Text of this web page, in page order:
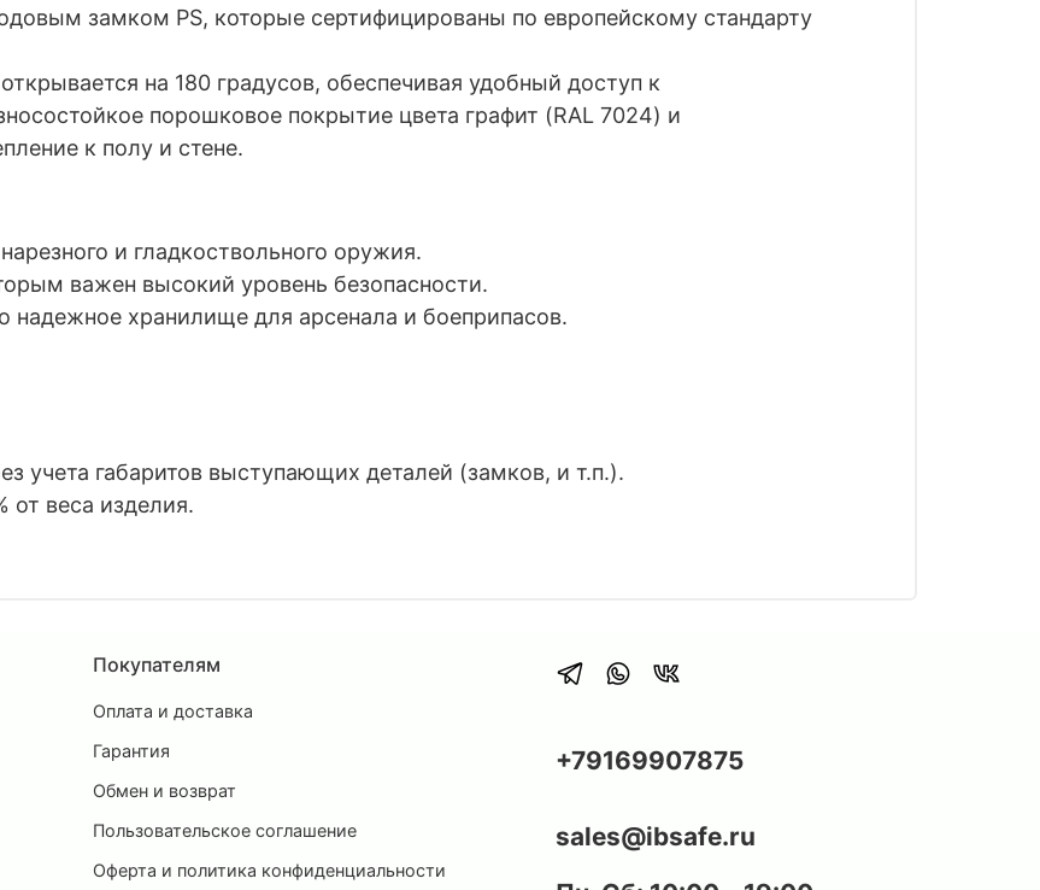
замком PS, которые сертифицированы по европейскому стандарту
на 180 градусов, обеспечивая удобный доступ к
порошковое покрытие цвета графит (RAL 7024) и
к полу и стене.
и гладкоствольного оружия.
важен высокий уровень безопасности.
хранилище для арсенала и боеприпасов.
учета габаритов выступающих деталей (замков, и т.п.).
от веса изделия.
Покупателям
Оплата и доставка
Гарантия
Обмен и возврат
Пользовательское соглашение
Оферта и политика конфиденциальности
+79169907875
sales@ibsafe.ru